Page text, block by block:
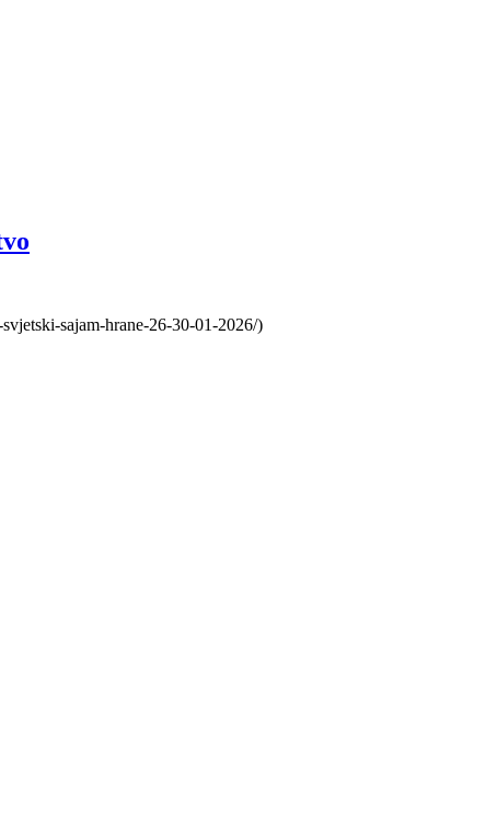
sajam-hrane-26-30-01-2026/)